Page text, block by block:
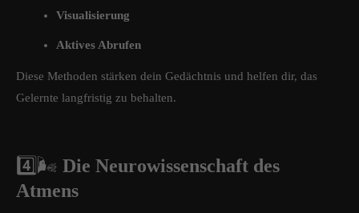
Visualisierung
Aktives Abrufen
Diese Methoden stärken dein Gedächtnis und helfen dir, das
Gelernte langfristig zu behalten.
4️⃣ 🌬️ Die Neurowissenschaft des
Atmens